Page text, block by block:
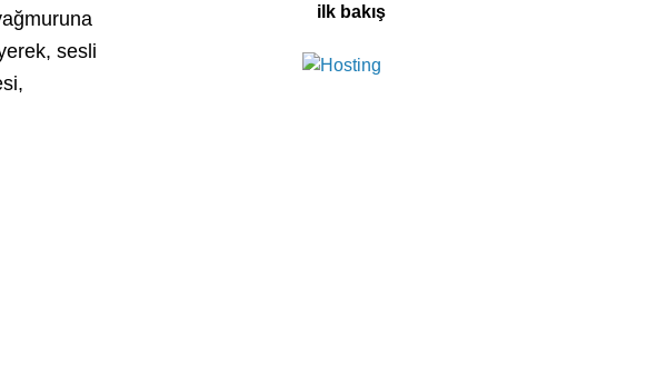
sesli
ilk bakış